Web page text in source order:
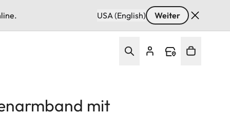
USA (English) Weiter
mit